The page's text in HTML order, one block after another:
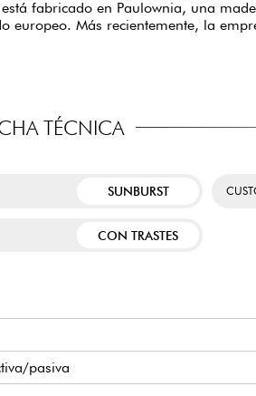
fabricado en Paulownia, una
Más recientemente, la
TÉCNICA
SUNBURST
CON TRASTES
pasiva